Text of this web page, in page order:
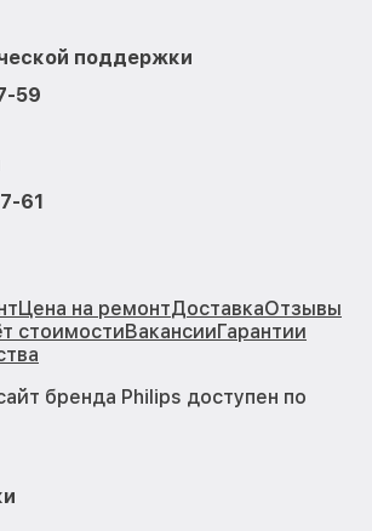
поддержки
59
61
Цена на ремонтДоставкаОтзывы
стоимостиВакансииГарантии
бренда Philips доступен по